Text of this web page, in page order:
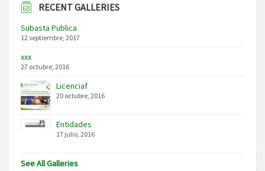
RECENT GALLERIES
Subasta Publica
12 septiembre, 2017
xxx
27 octubre, 2016
Licenciaf
20 octubre, 2016
Entidades
17 julio, 2016
See All Galleries